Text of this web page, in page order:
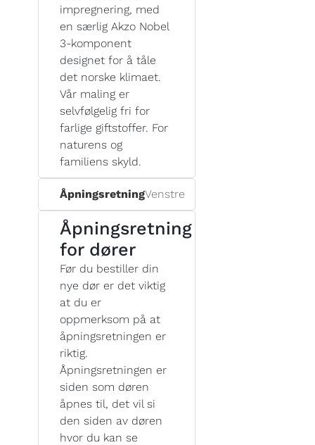
impregnering, med
en særlig Akzo Nobel
3-komponent
designet for å tåle
det norske klimaet.
Vår maling er
selvfølgelig fri for
farlige giftstoffer. For
naturens og
familiens skyld.
ÅpningsretningVenstre
Åpningsretning
for dører
Før du bestiller din
nye dør er det viktig
at du er
oppmerksom på at
åpningsretningen er
riktig.
Åpningsretningen er
siden som døren
åpnes til, det vil si
den siden av døren
hvor du kan se